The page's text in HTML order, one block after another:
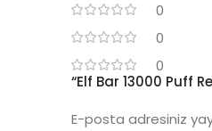
0
0
0
“Elf Bar 13000 Puff
E-posta adresiniz